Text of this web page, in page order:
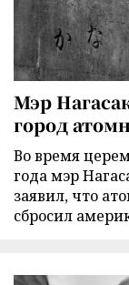
Мэр
город
Во время
года мэр
заявил, что
сбросил